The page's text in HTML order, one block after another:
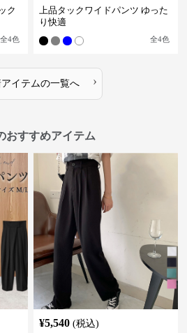
ク
全4色
上品タックワイドパンツ ゆった
り快適
全4色
アイテムの一覧へ ›
おすすめアイテム
¥5,540 (税込)